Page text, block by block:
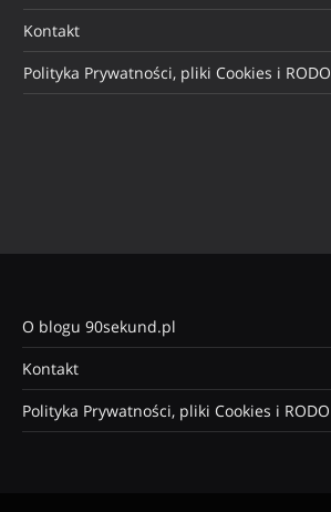
Kontakt
Polityka Prywatności, pliki Cookies i RODO
O blogu 90sekund.pl
Kontakt
Polityka Prywatności, pliki Cookies i RODO